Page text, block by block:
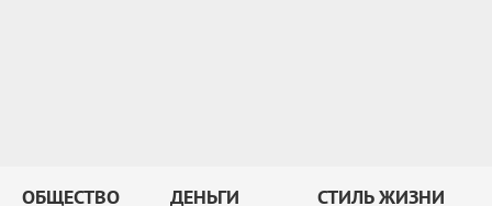
ОБЩЕСТВО ДЕНЬГИ СТИЛЬ ЖИЗНИ